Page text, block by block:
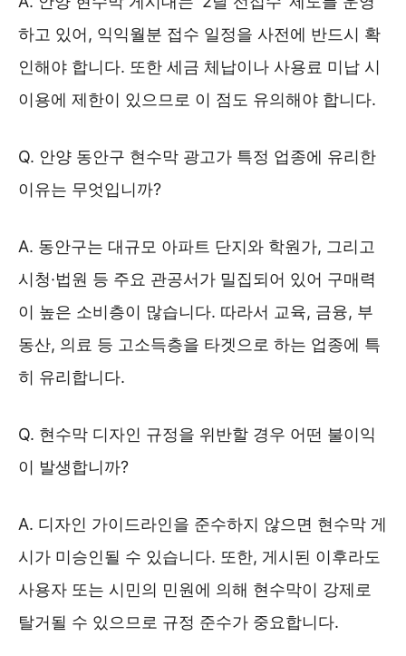
하고 있어, 익익월분 접수 일정을 사전에 반드시 확
인해야 합니다. 또한 세금 체납이나 사용료 미납 시
이용에 제한이 있으므로 이 점도 유의해야 합니다.
Q. 안양 동안구 현수막 광고가 특정 업종에 유리한
이유는 무엇입니까?
A. 동안구는 대규모 아파트 단지와 학원가, 그리고
시청·법원 등 주요 관공서가 밀집되어 있어 구매력
이 높은 소비층이 많습니다. 따라서 교육, 금융, 부
동산, 의료 등 고소득층을 타겟으로 하는 업종에 특
히 유리합니다.
Q. 현수막 디자인 규정을 위반할 경우 어떤 불이익
이 발생합니까?
A. 디자인 가이드라인을 준수하지 않으면 현수막 게
시가 미승인될 수 있습니다. 또한, 게시된 이후라도
사용자 또는 시민의 민원에 의해 현수막이 강제로
탈거될 수 있으므로 규정 준수가 중요합니다.